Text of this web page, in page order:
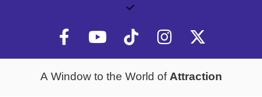
A Window to the World ofAttraction